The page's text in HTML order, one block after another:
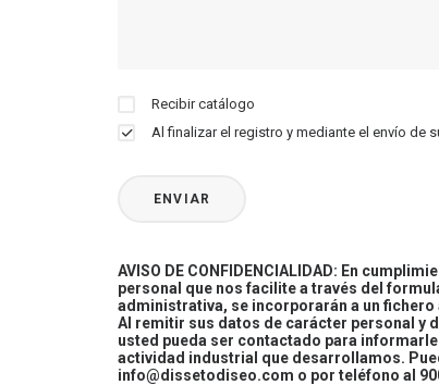
Recibir catálogo
Al finalizar el registro y mediante el envío de
AVISO DE CONFIDENCIALIDAD: En
personal que nos facilite a través del
administrativa, se incorporarán a un
Al remitir sus datos de carácter personal y
usted pueda ser contactado para
actividad industrial que desarrollamos.
info@dissetodiseo.com o por teléfono al